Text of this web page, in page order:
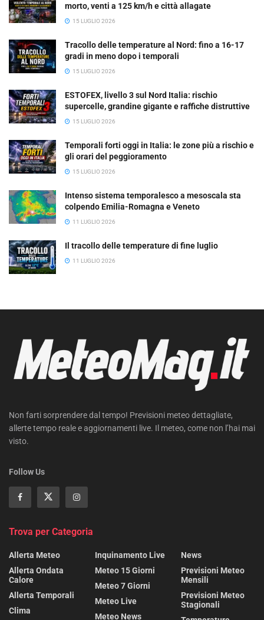
morto, venti a 125 km/h e città allagate
15 LUGLIO 2026
Tracollo delle temperature al Nord: fino a 16-17
gradi in meno dopo i temporali
15 LUGLIO 2026
ESTOFEX, livello 3 sul Nord Italia: rischio
supercelle, grandine gigante e raffiche distruttive
15 LUGLIO 2026
Temporali forti oggi in Italia: le zone più a rischio e
gli orari del peggioramento
15 LUGLIO 2026
Intenso sistema temporalesco a mesoscala sta
colpendo Emilia-Romagna e Veneto
11 LUGLIO 2026
Il tracollo delle temperature di fine luglio
11 LUGLIO 2026
Non farti sorprendere dal tempo! Previsioni meteo dettagliate,
allerte tempo reale e aggiornamenti live. Il meteo, come non l’hai mai
visto.
Follow Us
Trova per Categoria
Allerta Meteo
Allerta Ondata
Calore
Allerta Temporali
Clima
Inquinamento Live
Meteo 15 Giorni
Meteo 7 Giorni
Meteo Live
Meteo News
News
Previsioni Meteo
Mensili
Previsioni Meteo
Stagionali